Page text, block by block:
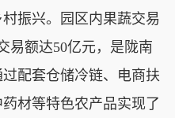
振兴。
园区内果蔬交易
易额达50亿元，是陇南
配套仓储冷链、电商扶
材等特色农产品实现了